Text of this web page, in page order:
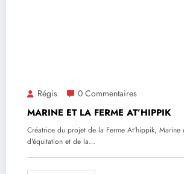
Régis 0 Commentaires
MARINE ET LA FERME AT’HIPPIK
Créatrice du projet de la Ferme At'hippik, Marine
d'équitation et de la…